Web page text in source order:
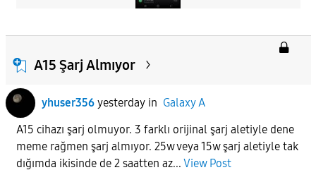
A15 Şarj Almıyor
yhuser356 yesterdayin Galaxy A
A15 cihazı şarj olmuyor. 3 farklı orijinal şarj aletiyle dene
meme rağmen şarj almıyor. 25w veya 15w şarj aletiyle tak
dığımda ikisinde de 2 saatten az... View Post